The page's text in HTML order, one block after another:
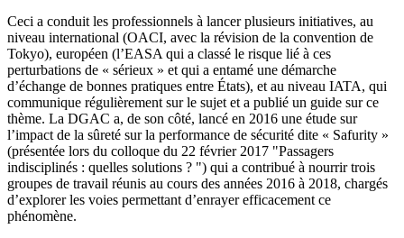
Ceci a conduit les professionnels à lancer plusieurs initiatives, au
niveau international (OACI, avec la révision de la convention de
Tokyo), européen (l’EASA qui a classé le risque lié à ces
perturbations de « sérieux » et qui a entamé une démarche
d’échange de bonnes pratiques entre États), et au niveau IATA, qui
communique régulièrement sur le sujet et a publié un guide sur ce
thème. La DGAC a, de son côté, lancé en 2016 une étude sur
l’impact de la sûreté sur la performance de sécurité dite « Safurity »
(présentée lors du colloque du 22 février 2017 "Passagers
indisciplinés : quelles solutions ? ") qui a contribué à nourrir trois
groupes de travail réunis au cours des années 2016 à 2018, chargés
d’explorer les voies permettant d’enrayer efficacement ce
phénomène.